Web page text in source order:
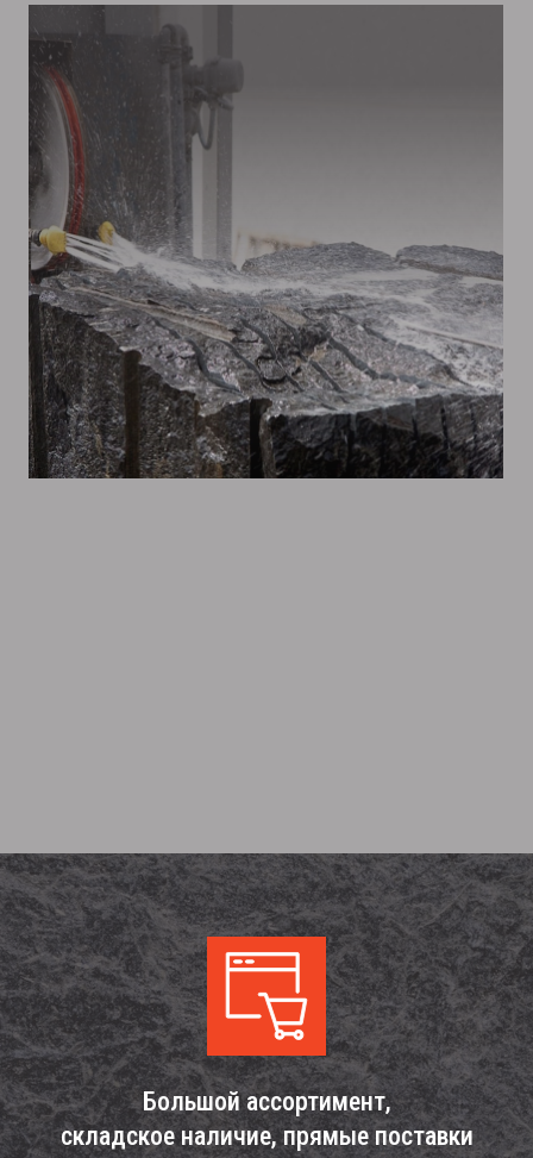
Большой ассортимент,
складское наличие, прямые поставки